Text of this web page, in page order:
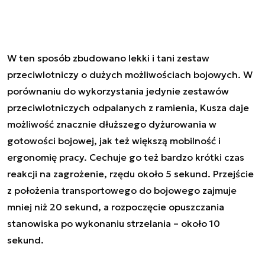
W ten sposób zbudowano lekki i tani zestaw
przeciwlotniczy o dużych możliwościach bojowych. W
porównaniu do wykorzystania jedynie zestawów
przeciwlotniczych odpalanych z ramienia, Kusza daje
możliwość znacznie dłuższego dyżurowania w
gotowości bojowej, jak też większą mobilność i
ergonomię pracy. Cechuje go też bardzo krótki czas
reakcji na zagrożenie, rzędu około 5 sekund. Przejście
z położenia transportowego do bojowego zajmuje
mniej niż 20 sekund, a rozpoczęcie opuszczania
stanowiska po wykonaniu strzelania – około 10
sekund.